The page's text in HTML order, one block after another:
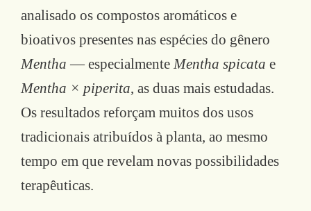
analisado os compostos aromáticos e
bioativos presentes nas espécies do gênero
Mentha — especialmente Mentha spicata e
Mentha × piperita, as duas mais estudadas.
Os resultados reforçam muitos dos usos
tradicionais atribuídos à planta, ao mesmo
tempo em que revelam novas possibilidades
terapêuticas.